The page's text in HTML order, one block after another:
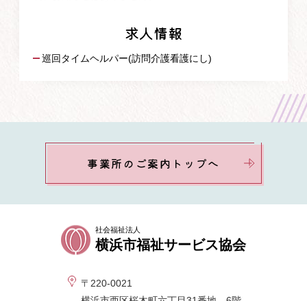
求人情報
巡回タイムヘルパー(訪問介護看護にし)
事業所のご案内トップへ
社会福祉法人
横浜市福祉サービス協会
〒220-0021